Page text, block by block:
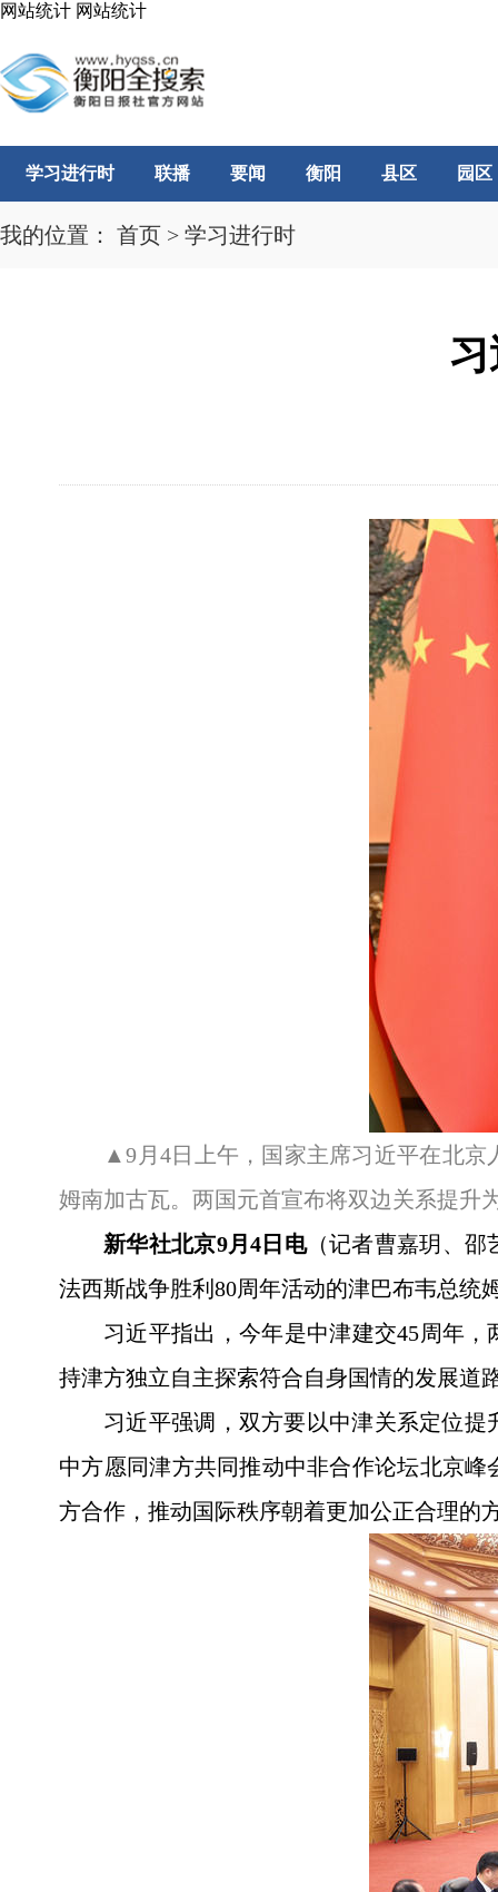
网站统计 网站统计
学习进行时 联播 要闻 衡阳 县区 园区
我的位置： 首页 > 学习进行时
▲9月4日上午，国家主席习近平在北京
姆南加古瓦。两国元首宣布将双边关系提升
新华社北京9月4日电（记者曹嘉玥、邵
法西斯战争胜利80周年活动的津巴布韦总统
习近平指出，今年是中津建交45周年
持津方独立自主探索符合自身国情的发展道
习近平强调，双方要以中津关系定位
中方愿同津方共同推动中非合作论坛北京
方合作，推动国际秩序朝着更加公正合理的